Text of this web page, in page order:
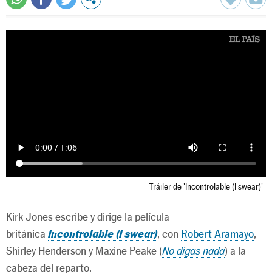
Tráiler de 'Incontrolable (I swear)'
Kirk Jones escribe y dirige la película
británica Incontrolable (I swear), con Robert Aramayo,
Shirley Henderson y Maxine Peake (No digas nada) a la
cabeza del reparto.